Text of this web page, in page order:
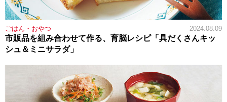
ごはん・おやつ 2024.08.09
市販品を組み合わせて作る、育脳レシピ「具だくさんキッ
シュ＆ミニサラダ」